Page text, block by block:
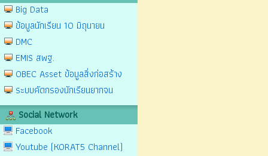
Big Data
ข้อมูลนักเรียน 10 มิถุนายน
DMC
EMIS สพฐ.
OBEC Asset ข้อมูลสิ่งก่อสร้าง
ระบบคัดกรองนักเรียนยากจน
Social Network
Facebook
Youtube (KORAT5 Channel)